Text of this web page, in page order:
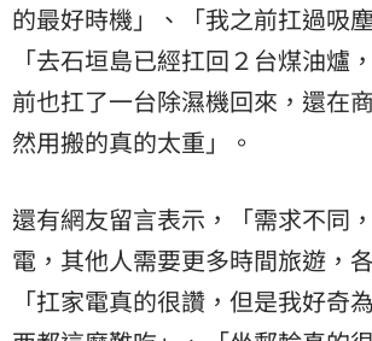
的最好時機」、「我之前扛過吸
「去石垣島已經扛回２台煤油爐
前也扛了一台除濕機回來，還在
然用搬的真的太重」。
還有網友留言表示，「需求不同
電，其他人需要更多時間旅遊，
「扛家電真的很讚，但是我好奇